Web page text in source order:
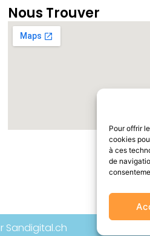
Pour offrir
cookies
à ces
de
Nous Trouver
Sandigital.ch